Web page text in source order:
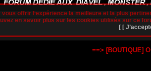
==> [BOUTIQUE]
offrir l‘expérience la meilleure et la plus
en savoir plus sur les cookies utilisés sur ce
[ [